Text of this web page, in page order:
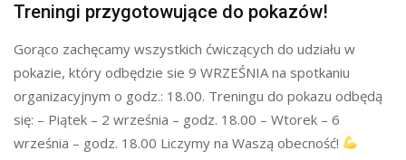
Treningi przygotowujące do pokazów!
Gorąco zachęcamy wszystkich ćwiczących do udziału w
pokazie, który odbędzie sie 9 WRZEŚNIA na spotkaniu
organizacyjnym o godz.: 18.00. Treningu do pokazu odbędą
się: – Piątek – 2 września – godz. 18.00 – Wtorek – 6
września – godz. 18.00 Liczymy na Waszą obecność!